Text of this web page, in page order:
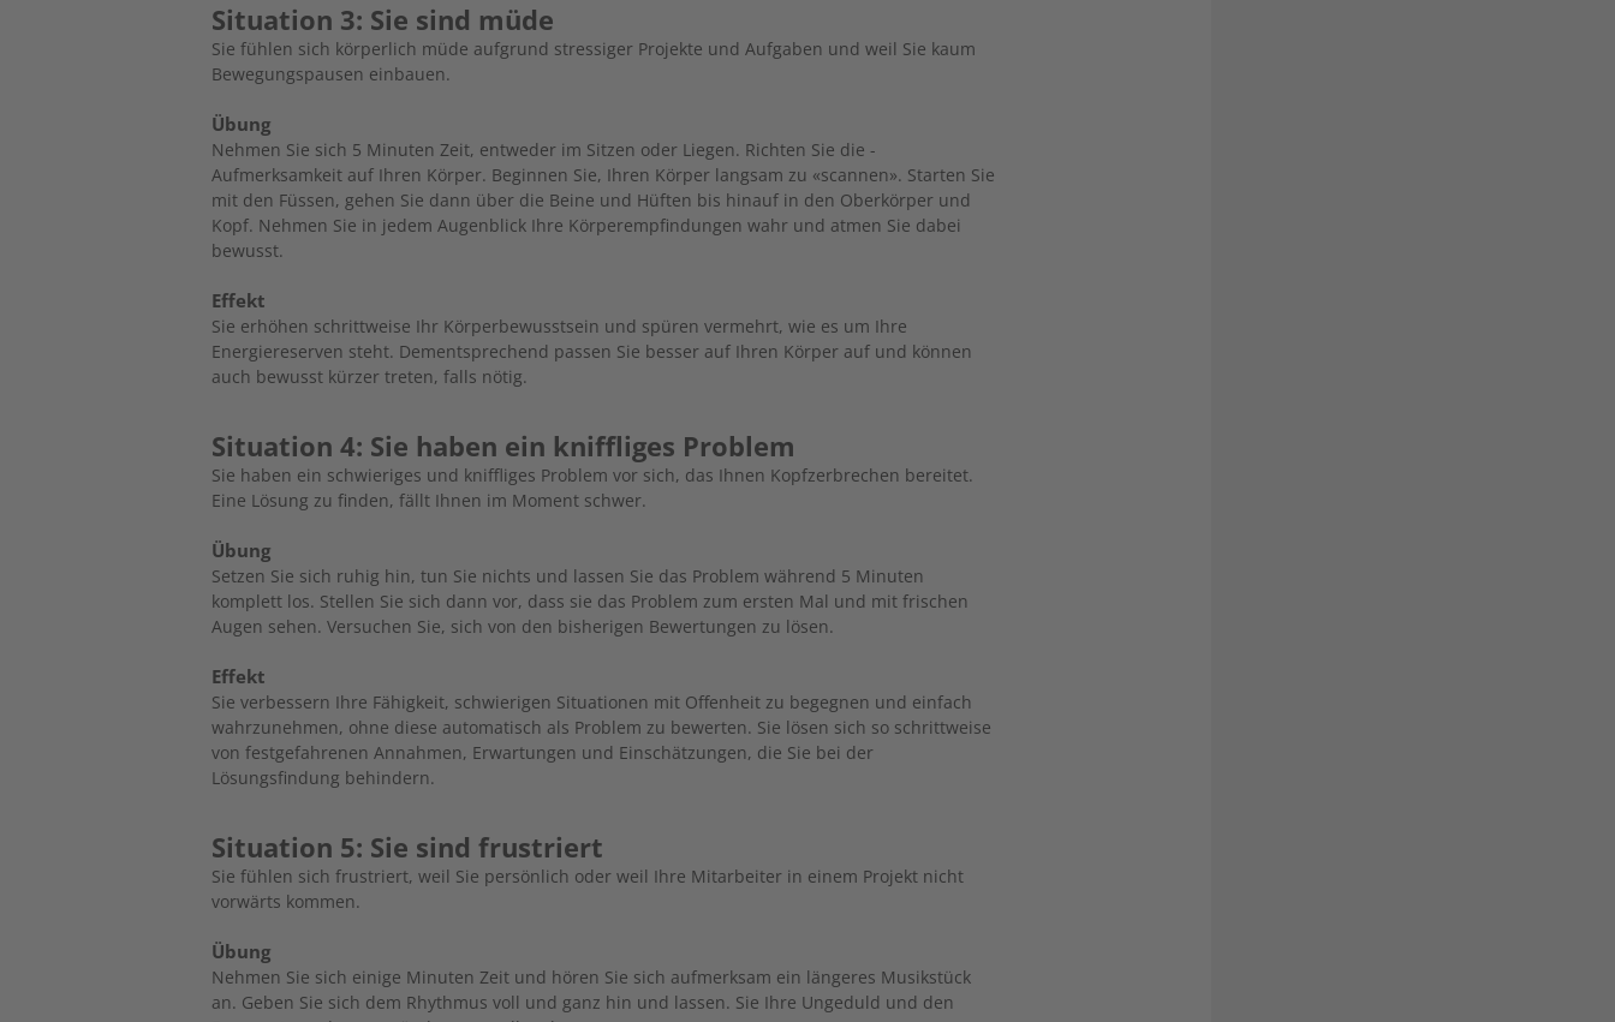
Situation 3: Sie sind müde
Sie fühlen sich körperlich müde aufgrund stressiger Projekte und Aufgaben und weil Sie kaum
Bewegungspausen einbauen.
Übung
Nehmen Sie sich 5 Minuten Zeit, entweder im Sitzen oder Liegen. Richten Sie die ­
Aufmerksamkeit auf Ihren Körper. Beginnen Sie, Ihren Körper langsam zu «scannen». Starten Sie
mit den Füssen, gehen Sie dann über die Beine und Hüften bis hinauf in den Oberkörper und
Kopf. Nehmen Sie in jedem Augenblick Ihre Körperempfindungen wahr und atmen Sie dabei
bewusst.
Effekt
Sie erhöhen schrittweise Ihr Körperbewusstsein und spüren vermehrt, wie es um Ihre
Energiereserven steht. Dementsprechend passen Sie besser auf Ihren Körper auf und können
auch bewusst kürzer treten, falls ­nötig.
Situation 4: Sie haben ein kniffliges Problem
Sie haben ein schwieriges und kniffliges Problem vor sich, das Ihnen Kopf­zer­brechen bereitet.
Eine ­Lösung zu finden, fällt Ihnen im ­Moment schwer.
Übung
Setzen Sie sich ruhig hin, tun Sie nichts und lassen Sie das Problem während 5 Minuten
komplett los. Stellen Sie sich dann vor, dass sie das Problem zum ersten Mal und mit frischen
Augen sehen. Versuchen Sie, sich von den bisherigen Bewertungen zu ­lösen.
Effekt
Sie verbessern Ihre Fähigkeit, schwierigen Situationen mit Offenheit zu begegnen und einfach
wahrzunehmen, ohne diese auto­matisch als Problem zu bewerten. Sie lösen sich so schrittweise
von festgefahrenen Annahmen, Erwartungen und Einschätzungen, die Sie bei der
Lösungsfindung behindern.
Situation 5: Sie sind frustriert
Sie fühlen sich frustriert, weil Sie persönlich oder weil Ihre Mitarbeiter in einem ­Projekt nicht
vorwärts ­kommen.
Übung
Nehmen Sie sich einige Minuten Zeit und hören Sie sich aufmerksam ein längeres Musikstück
an. Geben Sie sich dem ­Rhythmus voll und ganz hin und lassen. Sie Ihre Ungeduld und den